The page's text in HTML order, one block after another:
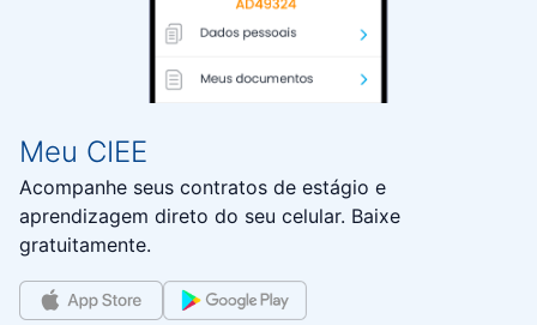
Meu CIEE
Acompanhe seus contratos de estágio e
aprendizagem direto do seu celular. Baixe
gratuitamente.